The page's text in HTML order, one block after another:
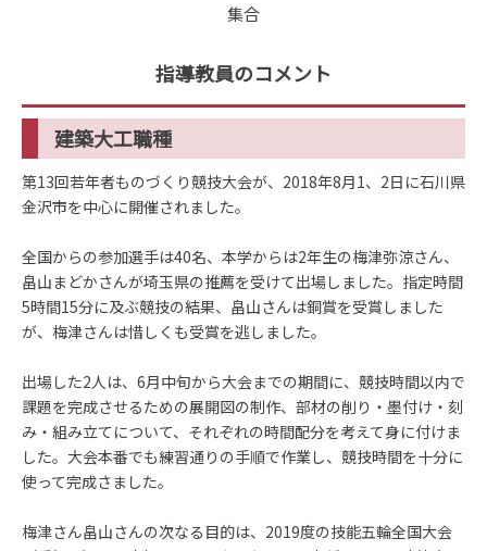
集合
指導教員のコメント
建築大工職種
第13回若年者ものづくり競技大会が、2018年8月1、2日に石川県
金沢市を中心に開催されました。
全国からの参加選手は40名、本学からは2年生の梅津弥涼さん、
畠山まどかさんが埼玉県の推薦を受けて出場しました。指定時間
5時間15分に及ぶ競技の結果、畠山さんは銅賞を受賞しました
が、梅津さんは惜しくも受賞を逃しました。
出場した2人は、6月中旬から大会までの期間に、競技時間以内で
課題を完成させるための展開図の制作、部材の削り・墨付け・刻
み・組み立てについて、それぞれの時間配分を考えて身に付けま
した。大会本番でも練習通りの手順で作業し、競技時間を十分に
使って完成さました。
梅津さん畠山さんの次なる目的は、2019度の技能五輪全国大会